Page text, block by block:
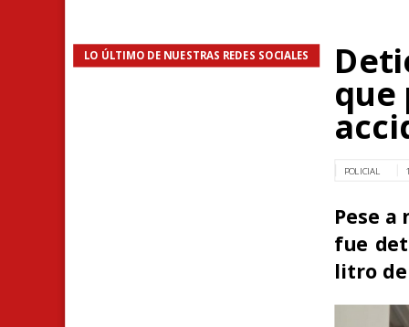
LO ÚLTIMO DE NUESTRAS REDES SOCIALES
que
POLICIAL
Pese
fue
litro